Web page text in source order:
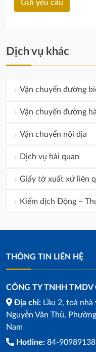
Dịch vụ khác
Vận chuyển đường
Vận chuyển đường
Vận chuyển nội địa
Dịch vụ hải quan
Giấy tờ xuất xứ liên
Kiểm dịch Động –
THÔNG TIN LIÊN HỆ
CÔNG TY TNHH
Địa chỉ: Lầu 2, toà
Nguyễn Văn Thủ,
Nam
Hotline: 84-